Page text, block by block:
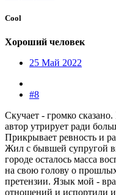
Cool
Хороший человек
25 Май 2022
#8
Скучает - громко
автор утрирует ради
Прикрывает ревность и
Жил с бывшей супругой
городе осталось масса
на свою голову о
претензии. Язык мой -
отношений и испортили